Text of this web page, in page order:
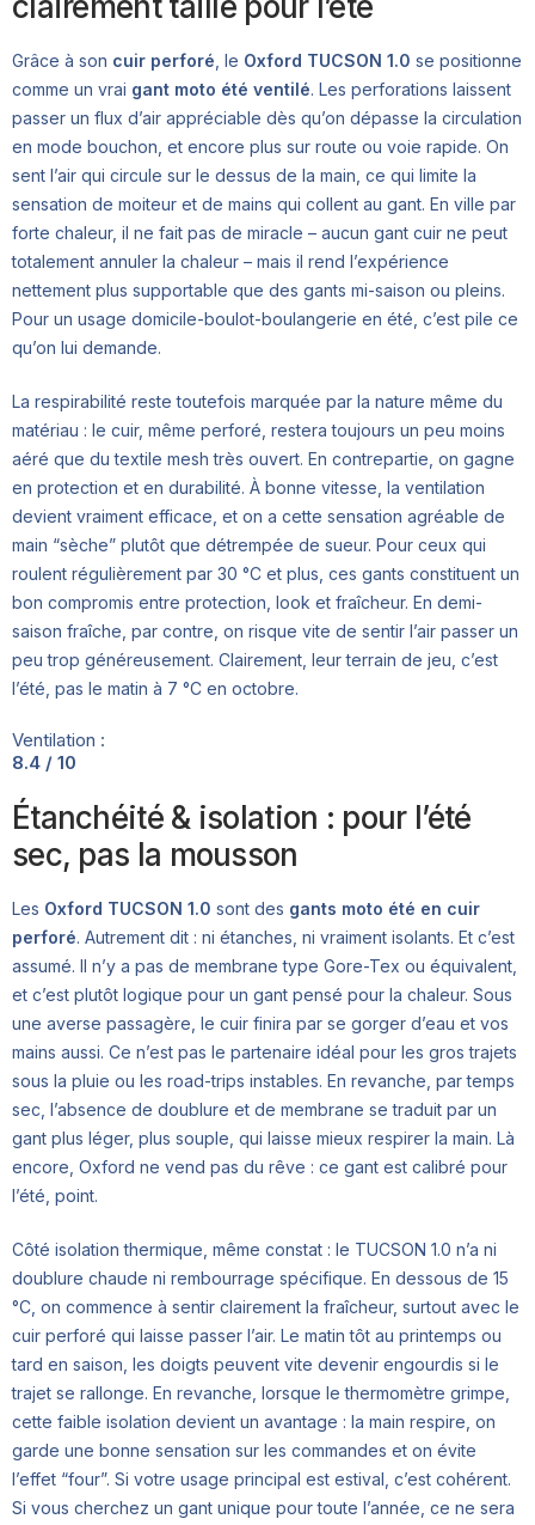
Grâce à son cuir perforé , le Oxford TUCSON 1.0 se positionne
comme un vrai gant moto été ventilé. Les perforations laissent
passer un flux d’air appréciable dès qu’on dépasse la circulation
en mode bouchon, et encore plus sur route ou voie rapide. On
sent l’air qui circule sur le dessus de la main, ce qui limite la
sensation de moiteur et de mains qui collent au gant. En ville par
forte chaleur, il ne fait pas de miracle – aucun gant cuir ne peut
totalement annuler la chaleur – mais il rend l’expérience
nettement plus supportable que des gants mi-saison ou pleins.
Pour un usage domicile-boulot-boulangerie en été, c’est pile ce
qu’on lui demande.
La respirabilité reste toutefois marquée par la nature même du
matériau : le cuir, même perforé, restera toujours un peu moins
aéré que du textile mesh très ouvert. En contrepartie, on gagne
en protection et en durabilité. À bonne vitesse, la ventilation
devient vraiment efficace, et on a cette sensation agréable de
main “sèche” plutôt que détrempée de sueur. Pour ceux qui
roulent régulièrement par 30 °C et plus, ces gants constituent un
bon compromis entre protection, look et fraîcheur. En demi-
saison fraîche, par contre, on risque vite de sentir l’air passer un
peu trop généreusement. Clairement, leur terrain de jeu, c’est
l’été, pas le matin à 7 °C en octobre.
Ventilation :
8.4 / 10
Étanchéité & isolation : pour l’été
sec, pas la mousson
Les Oxford TUCSON 1.0 sont des gants moto été en cuir
perforé. Autrement dit : ni étanches, ni vraiment isolants. Et c’est
assumé. Il n’y a pas de membrane type Gore-Tex ou équivalent,
et c’est plutôt logique pour un gant pensé pour la chaleur. Sous
une averse passagère, le cuir finira par se gorger d’eau et vos
mains aussi. Ce n’est pas le partenaire idéal pour les gros trajets
sous la pluie ou les road-trips instables. En revanche, par temps
sec, l’absence de doublure et de membrane se traduit par un
gant plus léger, plus souple, qui laisse mieux respirer la main. Là
encore, Oxford ne vend pas du rêve : ce gant est calibré pour
l’été, point.
Côté isolation thermique, même constat : le TUCSON 1.0 n’a ni
doublure chaude ni rembourrage spécifique. En dessous de 15
°C, on commence à sentir clairement la fraîcheur, surtout avec le
cuir perforé qui laisse passer l’air. Le matin tôt au printemps ou
tard en saison, les doigts peuvent vite devenir engourdis si le
trajet se rallonge. En revanche, lorsque le thermomètre grimpe,
cette faible isolation devient un avantage : la main respire, on
garde une bonne sensation sur les commandes et on évite
l’effet “four”. Si votre usage principal est estival, c’est cohérent.
Si vous cherchez un gant unique pour toute l’année, ce ne sera